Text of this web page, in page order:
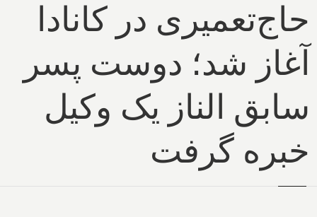
حاج‌تعمیری در کانادا
آغاز شد؛ دوست پسر
سابق الناز یک وکیل
خبره گرفت